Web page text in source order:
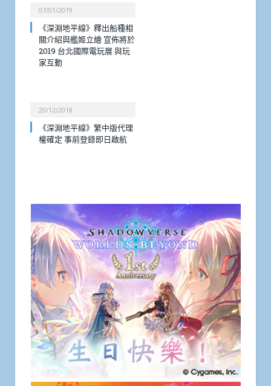
07/01/2019
《深淵地平線》釋出船種相
關介紹與艦姬立繪 宣佈將於
2019 台北國際電玩展 與玩
家互動
20/12/2018
《深淵地平線》繁中版代理
權確定 事前登錄即日啟航